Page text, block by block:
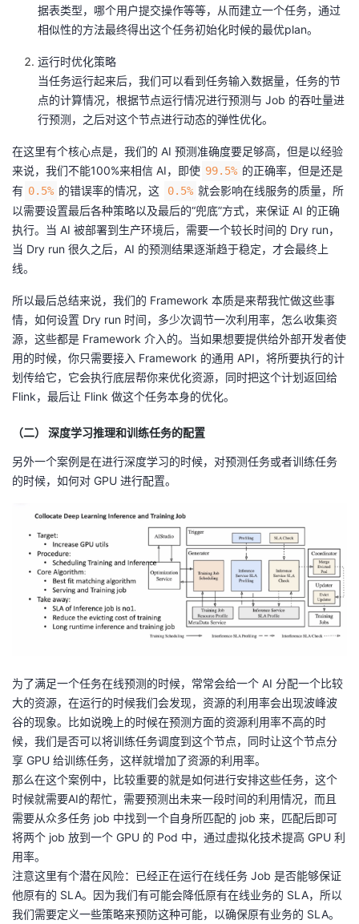
据表类型，哪个用户提交操作等等，从而建立一个任务，通过
相似性的方法最终得出这个任务初始化时候的最优plan。
运行时优化策略
当任务运行起来后，我们可以看到任务输入数据量，任务的节
点的计算情况，根据节点运行情况进行预测与 Job 的吞吐量进
行预测，之后对这个节点进行动态的弹性优化。
在这里有个核心点是，我们的 AI 预测准确度要足够高，但是以经验
来说，我们不能100%来相信 AI，即使 99.5% 的正确率，但是还是
有 0.5% 的错误率的情况，这 0.5% 就会影响在线服务的质量，所
以需要设置最后各种策略以及最后的“兜底”方式，来保证 AI 的正确
执行。当 AI 被部署到生产环境后，需要一个较长时间的 Dry run，
当 Dry run 很久之后，AI 的预测结果逐渐趋于稳定，才会最终上
线。
所以最后总结来说，我们的 Framework 本质是来帮我忙做这些事
情，如何设置 Dry run 时间，多少次调节一次利用率，怎么收集资
源，这些都是 Framework 介入的。当如果想要提供给外部开发者使
用的时候，你只需要接入 Framework 的通用 API，将所要执行的计
划传给它，它会执行底层帮你来优化资源，同时把这个计划返回给
Flink，最后让 Flink 做这个任务本身的优化。
（二） 深度学习推理和训练任务的配置
另外一个案例是在进行深度学习的时候，对预测任务或者训练任务
的时候，如何对 GPU 进行配置。
为了满足一个任务在线预测的时候，常常会给一个 AI 分配一个比较
大的资源，在运行的时候我们会发现，资源的利用率会出现波峰波
谷的现象。比如说晚上的时候在预测方面的资源利用率不高的时
候，我们是否可以将训练任务调度到这个节点，同时让这个节点分
享 GPU 给训练任务，这样就增加了资源的利用率。
那么在这个案例中，比较重要的就是如何进行安排这些任务，这个
时候就需要AI的帮忙，需要预测出未来一段时间的利用情况，而且
需要从众多任务 job 中找到一个自身所匹配的 job 来，匹配后即可
将两个 job 放到一个 GPU 的 Pod 中，通过虚拟化技术提高 GPU 利
用率。
注意这里有个潜在风险：已经正在运行在线任务 Job 是否能够保证
他原有的 SLA。因为我们有可能会降低原有在线业务的 SLA，所以
我们需要定义一些策略来预防这种可能，以确保原有业务的 SLA。